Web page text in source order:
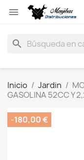

search
Inicio Jardin
GASOLINA 52CC Y
-180,00 €